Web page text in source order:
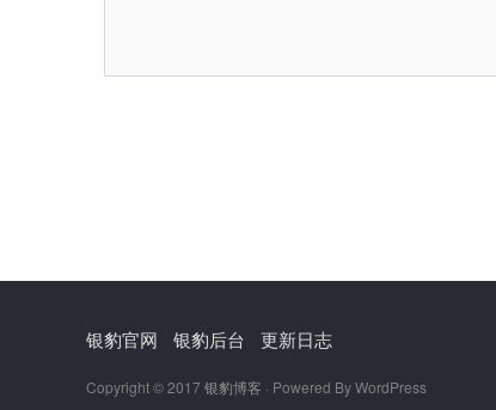
银豹官网 银豹后台 更新日志
Copyright © 2017 银豹博客 · Powered By WordPress